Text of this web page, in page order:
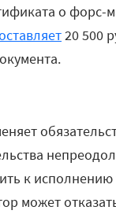
о форс-
20 500
к
может